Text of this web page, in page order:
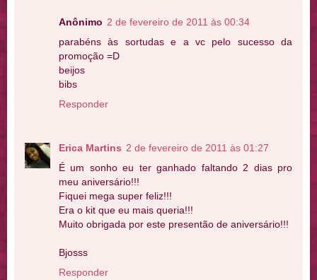
Anônimo 2 de fevereiro de 2011 às 00:34
parabéns às sortudas e a vc pelo sucesso da
promoção =D
beijos
bibs
Responder
Erica Martins 2 de fevereiro de 2011 às 01:27
É um sonho eu ter ganhado faltando 2 dias pro
meu aniversário!!!
Fiquei mega super feliz!!!
Era o kit que eu mais queria!!!
Muito obrigada por este presentão de aniversário!!!
Bjosss
Responder